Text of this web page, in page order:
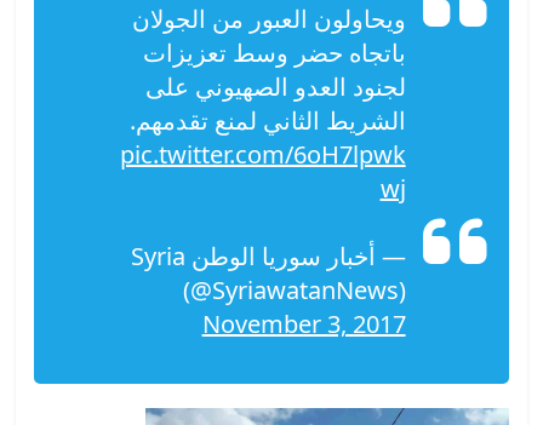
ويحاولون العبور من الجولان
باتجاه حضر وسط تعزيزات
لجنود العدو الصهيوني على
الشريط الثاني لمنع تقدمهم.
pic.twitter.com/6oH7lpwk
wj
— أخبار سوريا الوطن Syria
(@SyriawatanNews)
November 3, 2017